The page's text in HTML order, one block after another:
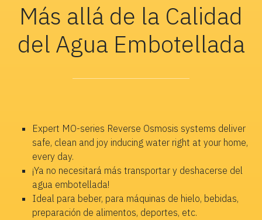
Más allá de la Calidad
del Agua Embotellada
Expert MO-series Reverse Osmosis systems deliver
safe, clean and joy inducing water right at your home,
every day.
¡Ya no necesitará más transportar y deshacerse del
agua embotellada!
Ideal para beber, para máquinas de hielo, bebidas,
preparación de alimentos, deportes, etc.